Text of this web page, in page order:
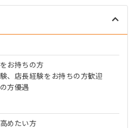
お持ちの方
、店長経験をお持ちの方歓迎
方優遇
めたい方